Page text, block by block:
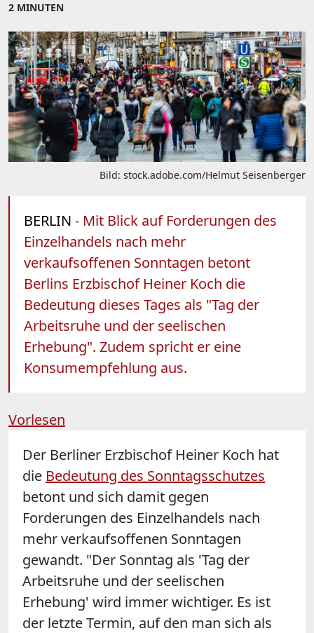
2 MINUTEN
Bild: stock.adobe.com/Helmut Seisenberger
BERLIN - Mit Blick auf Forderungen des
Einzelhandels nach mehr
verkaufsoffenen Sonntagen betont
Berlins Erzbischof Heiner Koch die
Bedeutung dieses Tages als "Tag der
Arbeitsruhe und der seelischen
Erhebung". Zudem spricht er eine
Konsumempfehlung aus.
Vorlesen
Der Berliner Erzbischof Heiner Koch hat
die Bedeutung des Sonntagsschutzes
betont und sich damit gegen
Forderungen des Einzelhandels nach
mehr verkaufsoffenen Sonntagen
gewandt. "Der Sonntag als 'Tag der
Arbeitsruhe und der seelischen
Erhebung' wird immer wichtiger. Es ist
der letzte Termin, auf den man sich als